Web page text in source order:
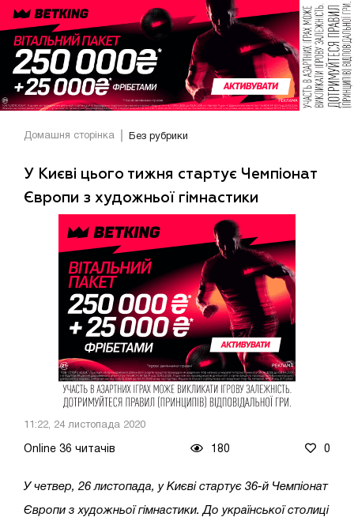
Домашня сторінка Без рубрики
У Києві цього тижня стартує Чемпіонат
Європи з художньої гімнастики
11:22, 24 листопада 2020
Online 36 читачів 180 0
У четвер, 26 листопада, у Києві стартує 36-й Чемпіонат
Європи з художньої гімнастики. До української столиці